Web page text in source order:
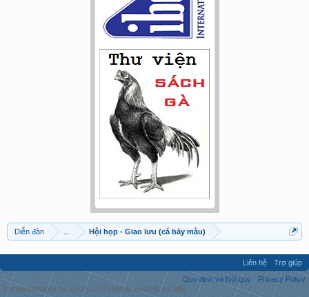
Diễn đàn ... Hội họp - Giao lưu (cá bảy màu)
Liên hệ
Trợ giúp
Quy định và Nội quy
Privacy Policy
Forum software by XenForo™
Media embeds by s9e